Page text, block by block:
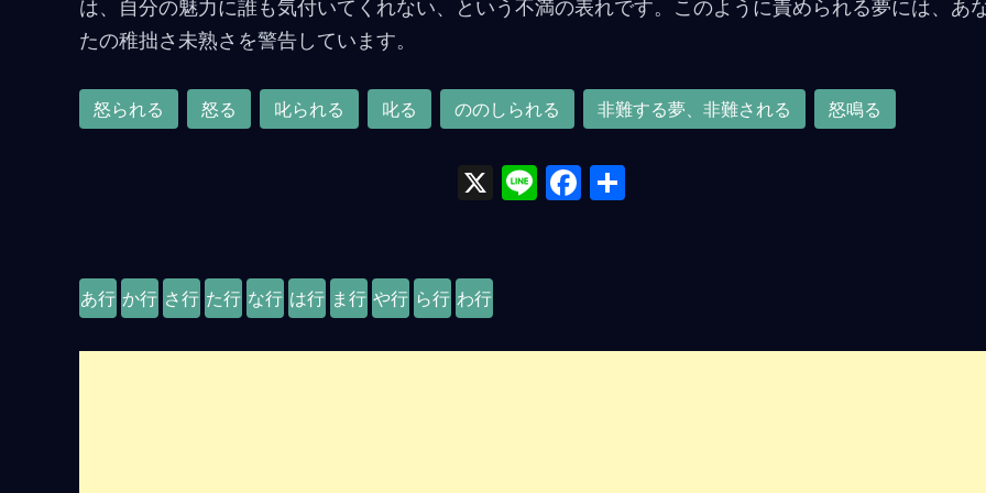
は、自分の魅力に誰も気付いてくれない、という不満の表れです。このように責められる夢には、あ
たの稚拙さ未熟さを警告しています。
怒られる 怒る 叱られる 叱る ののしられる 非難する夢、非難される 怒鳴る
X Li F
o
あ行 か行 さ行 た行 な行 は行 ま行 や行 ら行 わ行